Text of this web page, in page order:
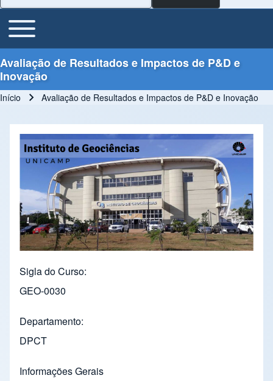
Main Menu
Toggle main menu
Avaliação de Resultados e Impactos de P&D e
Inovação
Início Avaliação de Resultados e Impactos de P&D e Inovação
Sigla do Curso
GEO-0030
Departamento
DPCT
Informações Gerais